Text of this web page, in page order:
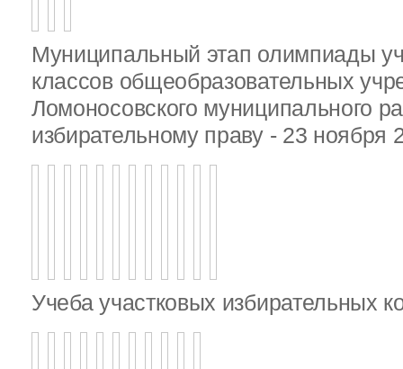
Муниципальный этап олимпиады
классов общеобразовательных
Ломоносовского муниципального
избирательному праву - 23 ноября
Учеба участковых избирательных